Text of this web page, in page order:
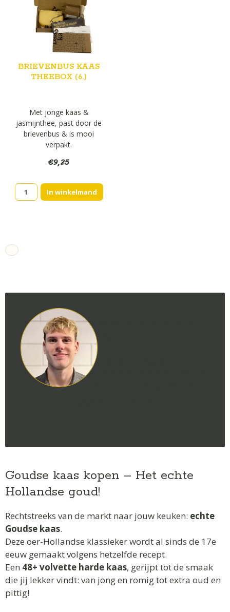
BRIEVENBUS KAAS
THEEBOX (6.)
Met jonge kaas &
jasmijnthee, past door de
brievenbus & is mooi
verpakt.
€9,25
Brievenbus
kaas
In winkelmand
Goudse kaas – Wat maakt het
nou zo bijzonder?
Luca legt het je graag uit. Hij
heeft er niet alleen verstand van,
Goudse kaas kopen – Het echte
Hollandse goud!
Rechtstreeks van de markt naar jouw keuken: echte
Goudse kaas.
Deze oer-Hollandse klassieker wordt al sinds de 17e
eeuw gemaakt volgens hetzelfde recept.
Een 48+ volvette harde kaas, gerijpt tot de smaak
die jij lekker vindt: van jong en romig tot extra oud en
pittig!